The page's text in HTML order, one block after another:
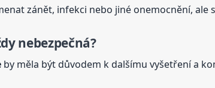
zánět, infekci nebo jiné onemocnění, ale
nebezpečná?
by měla být důvodem k dalšímu vyšetření a